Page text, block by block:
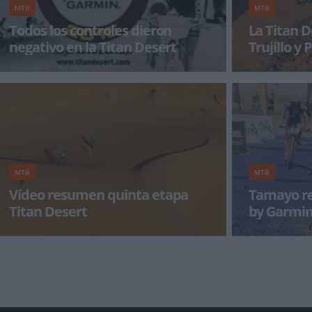
MTB
Todos los controles dieron
negativo en la Titan Desert
La organización de la Titan Desert by Garmin
informa que todos los análisis de los controles
MTB
La Titan
Trujillo y
La
ha decidido
la presente edi
MTB
Vídeo resumen quinta etapa
Titan Desert
Resumen de lo acontecido en la quinta etapa
MTB
Tamayo
by
l colombiano